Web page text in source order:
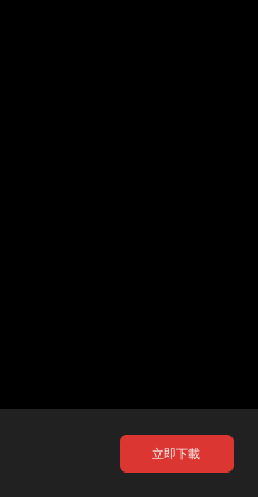
立即下載